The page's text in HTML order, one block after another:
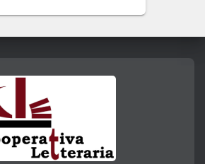
era:
3,99 €.
è:
2,00 €.